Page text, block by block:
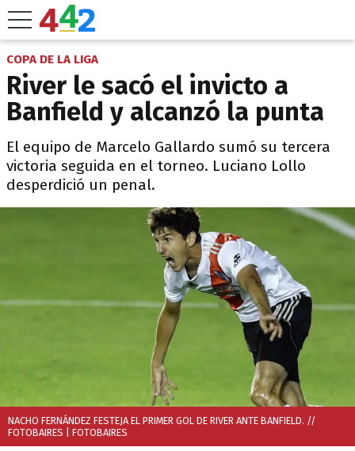
COPA DE LA LIGA
River le sacó el invicto a
Banfield y alcanzó la punta
El equipo de Marcelo Gallardo sumó su tercera
victoria seguida en el torneo. Luciano Lollo
desperdició un penal.
NACHO FERNÁNDEZ FESTEJA EL PRIMER GOL DE RIVER ANTE BANFIELD. //
FOTOBAIRES | FOTOBAIRES